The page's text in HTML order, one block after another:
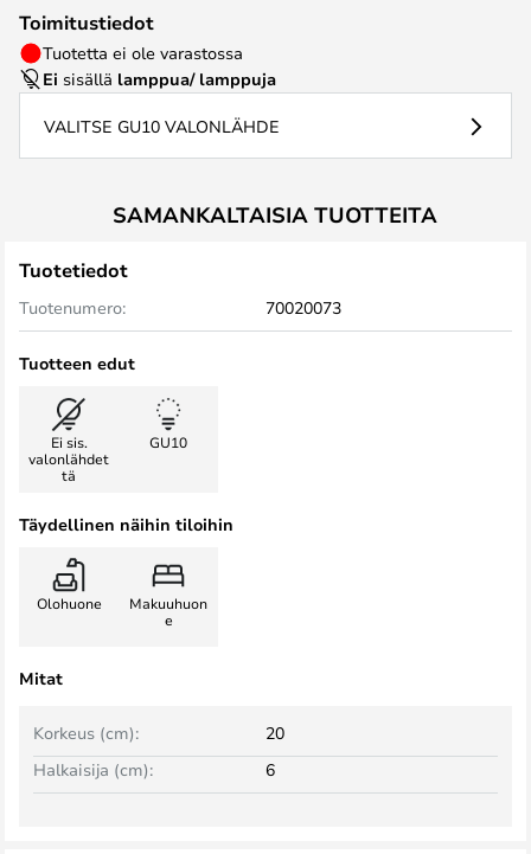
Toimitustiedot
Tuotetta ei ole varastossa
Ei sisällä lamppua/ lamppuja
VALITSE GU10 VALONLÄHDE
SAMANKALTAISIA TUOTTEITA
Tuotetiedot
Tuotenumero: 70020073
Tuotteen edut
Ei sis.
valonlähdet
tä
GU10
Täydellinen näihin tiloihin
Olohuone
Makuuhuon
e
Mitat
Korkeus (cm):
20
Halkaisija (cm):
6